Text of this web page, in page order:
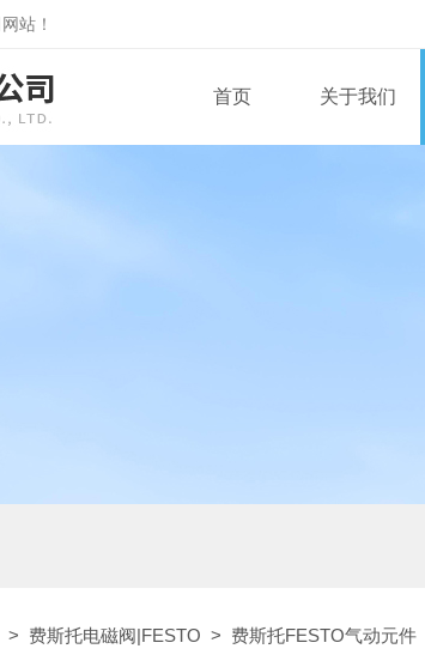
网站！
首页 关于我们
> 费斯托电磁阀|FESTO > 费斯托FESTO气动元件